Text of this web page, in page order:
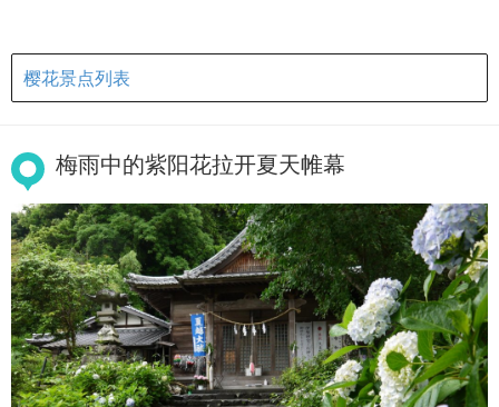
樱花景点列表
梅雨中的紫阳花拉开夏天帷幕